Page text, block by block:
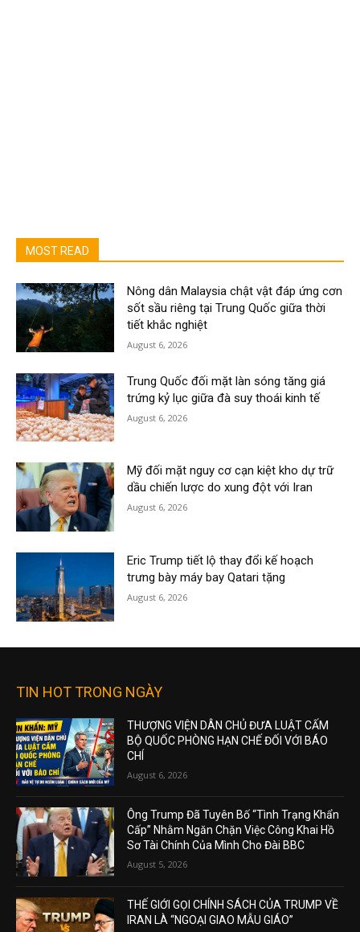
MOST READ
Nông dân Malaysia chật vật đáp ứng cơn
sốt sầu riêng tại Trung Quốc giữa thời
tiết khắc nghiệt
August 6, 2026
Trung Quốc đối mặt làn sóng tăng giá
trứng kỷ lục giữa đà suy thoái kinh tế
August 6, 2026
Mỹ đối mặt nguy cơ cạn kiệt kho dự trữ
dầu chiến lược do xung đột với Iran
August 6, 2026
Eric Trump tiết lộ thay đổi kế hoạch
trưng bày máy bay Qatari tặng
August 6, 2026
TIN HOT TRONG NGÀY
THƯỢNG VIỆN DÂN CHỦ ĐƯA LUẬT CẤM
BỘ QUỐC PHÒNG HẠN CHẾ ĐỐI VỚI BÁO
CHÍ
August 6, 2026
Ông Trump Đã Tuyên Bố “Tình Trạng Khẩn
Cấp” Nhằm Ngăn Chặn Việc Công Khai Hồ
Sơ Tài Chính Của Mình Cho Đài BBC
August 5, 2026
THẾ GIỚI GỌI CHÍNH SÁCH CỦA TRUMP VỀ
IRAN LÀ “NGOẠI GIAO MẪU GIÁO”